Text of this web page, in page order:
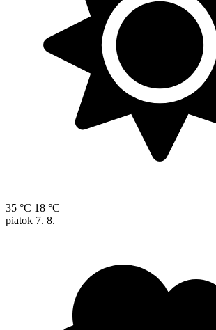
35 °C 18 °C
piatok 7. 8.